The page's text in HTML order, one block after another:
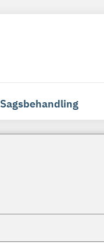
Sagsbehandling